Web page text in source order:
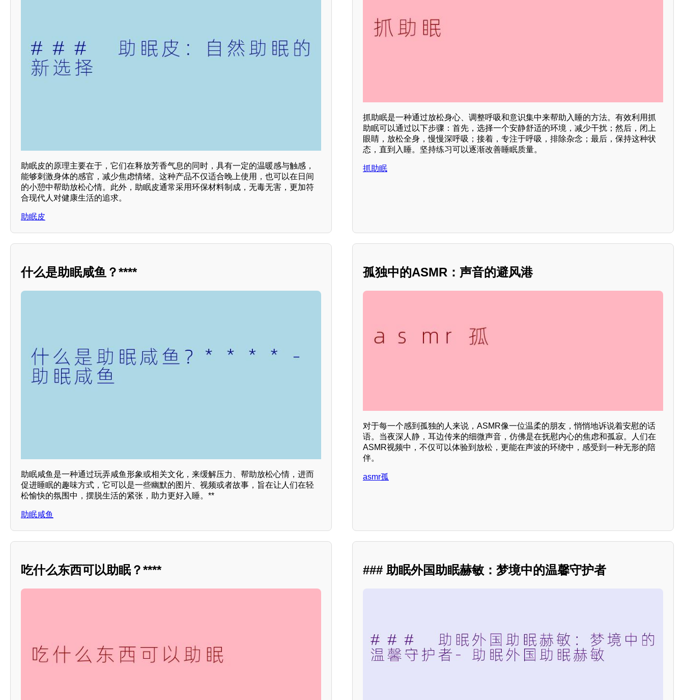
助眠皮的原理主要在于，它们在释放芳香气息的同时，具有一定的温暖感与触感，
能够刺激身体的感官，减少焦虑情绪。这种产品不仅适合晚上使用，也可以在日间
的小憩中帮助放松心情。此外，助眠皮通常采用环保材料制成，无毒无害，更加符
合现代人对健康生活的追求。
助眠皮
抓助眠是一种通过放松身心、调整呼吸和意识集中来帮助入睡的方法。有效利用抓
助眠可以通过以下步骤：首先，选择一个安静舒适的环境，减少干扰；然后，闭上
眼睛，放松全身，慢慢深呼吸；接着，专注于呼吸，排除杂念；最后，保持这种状
态，直到入睡。坚持练习可以逐渐改善睡眠质量。
抓助眠
什么是助眠咸鱼？****
助眠咸鱼是一种通过玩弄咸鱼形象或相关文化，来缓解压力、帮助放松心情，进而
促进睡眠的趣味方式，它可以是一些幽默的图片、视频或者故事，旨在让人们在轻
松愉快的氛围中，摆脱生活的紧张，助力更好入睡。**
助眠咸鱼
孤独中的ASMR：声音的避风港
对于每一个感到孤独的人来说，ASMR像一位温柔的朋友，悄悄地诉说着安慰的话
语。当夜深人静，耳边传来的细微声音，仿佛是在抚慰内心的焦虑和孤寂。人们在
ASMR视频中，不仅可以体验到放松，更能在声波的环绕中，感受到一种无形的陪
伴。
asmr孤
吃什么东西可以助眠？**** ### 助眠外国助眠赫敏：梦境中的温馨守护者